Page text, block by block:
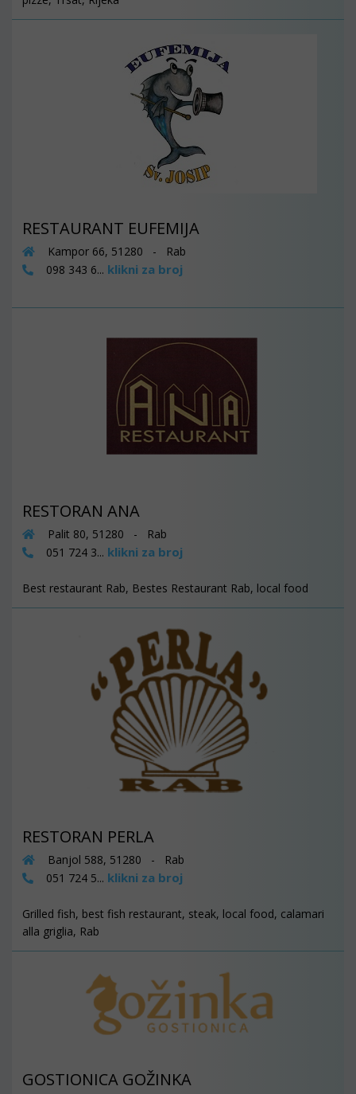
RESTAURANT EUFEMIJA
Kampor 66, 51280 - Rab
098 343 6... klikni za broj
RESTORAN ANA
Palit 80, 51280 - Rab
051 724 3... klikni za broj
Best restaurant Rab, Bestes Restaurant Rab, local food
RESTORAN PERLA
Banjol 588, 51280 - Rab
051 724 5... klikni za broj
Grilled fish, best fish restaurant, steak, local food, calamari
alla griglia, Rab
GOSTIONICA GOŽINKA